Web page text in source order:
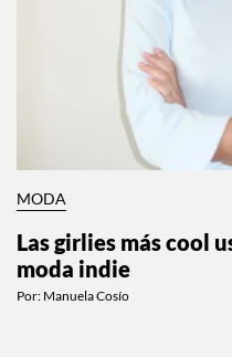
MODA
Las girlies más cool
moda indie
Por: Manuela Cosío